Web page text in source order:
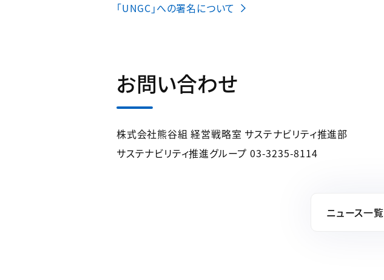
「UNGC」への署名について
お問い合わせ
株式会社熊谷組 経営戦略室 サステナビリティ推進部
サステナビリティ推進グループ 03-3235-8114
ニュース一覧